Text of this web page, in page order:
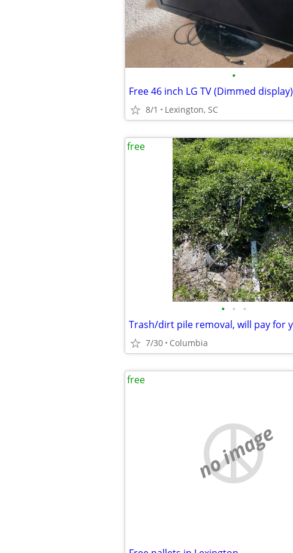
•
Free 46 inch LG TV (Dimmed display)
8/1 Lexington, SC
• • •
7/30 Columbia
free
no image
free